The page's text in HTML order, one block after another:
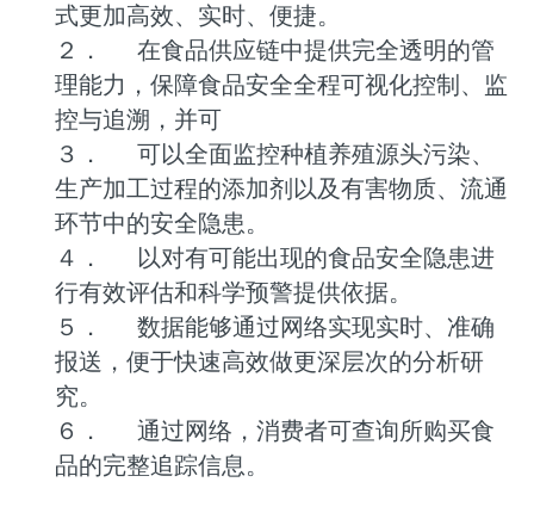
式更加高效、实时、便捷。
２．
在食品供应链中提供完全透明的管
理能力，保障食品安全全程可视化控制、监
控与追溯，并可
３．
可以全面监控种植养殖源头污染、
生产加工过程的添加剂以及有害物质、流通
环节中的安全隐患。
４．
以对有可能出现的食品安全隐患进
行有效评估和科学预警提供依据。
５．
数据能够通过网络实现实时、准确
报送，便于快速高效做更深层次的分析研
究。
６．
通过网络，消费者可查询所购买食
品的完整追踪信息。